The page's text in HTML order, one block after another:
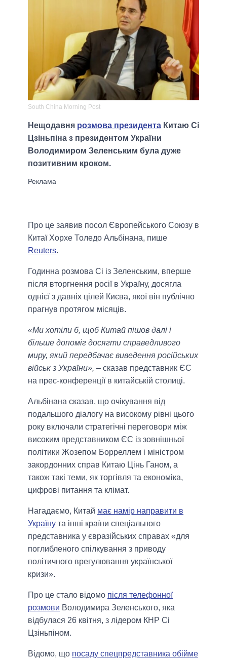
South China Morning Post
Нещодавня розмова президента Китаю Сі
Цзіньпіна з президентом України
Володимиром Зеленським була дуже
позитивним кроком.
Про це заявив посол Європейського Союзу в
Китаї Хорхе Толедо Альбінана, пише
Reuters.
Годинна розмова Сі із Зеленським, вперше
після вторгнення росії в Україну, досягла
однієї з давніх цілей Києва, якої він публічно
прагнув протягом місяців.
«Ми хотіли б, щоб Китай пішов далі і
більше допоміг досягти справедливого
миру, який передбачає виведення російських
військ з України», – сказав представник ЄС
на прес-конференції в китайській столиці.
Альбінана сказав, що очікування від
подальшого діалогу на високому рівні цього
року включали стратегічні переговори між
високим представником ЄС із зовнішньої
політики Жозепом Борреллем і міністром
закордонних справ Китаю Цінь Ганом, а
також такі теми, як торгівля та економіка,
цифрові питання та клімат.
Нагадаємо, Китай має намір направити в
Україну та інші країни спеціального
представника у євразійських справах «для
поглибленого спілкування з приводу
політичного врегулювання української
кризи».
Про це стало відомо після телефонної
розмови Володимира Зеленського, яка
відбулася 26 квітня, з лідером КНР Сі
Цзіньпіном.
Відомо, що посаду спецпредставника обійме